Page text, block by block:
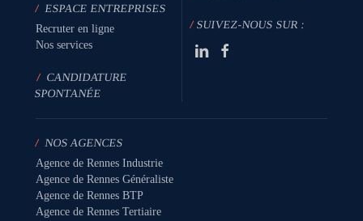
/ ESPACE ENTREPRISES
Recruter en ligne
Nos services
/ CANDIDATURE
SPONTANÉE
/SUIVEZ-NOUS SUR :
/ NOS AGENCES
Agence de Rennes Industrie
Agence de Rennes Généraliste
Agence de Rennes BTP
Agence de Rennes Tertiaire